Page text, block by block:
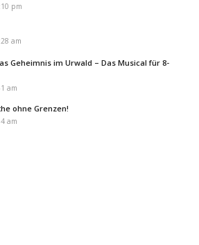
pm
am
Geheimnis im Urwald – Das Musical für 8-
am
ohne Grenzen!
am